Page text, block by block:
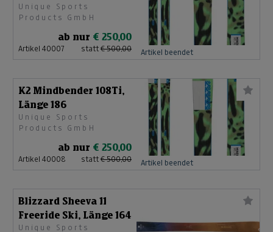
Unique Sports
Products GmbH
ab nur € 250,00
Artikel 40007 statt € 500,00 Artikel beendet
K2 Mindbender 108Ti,
Länge 186
Unique Sports
Products GmbH
ab nur € 250,00
Artikel 40008 statt € 500,00 Artikel beendet
Blizzard Sheeva 11
Freeride Ski, Länge 164
Unique Sports